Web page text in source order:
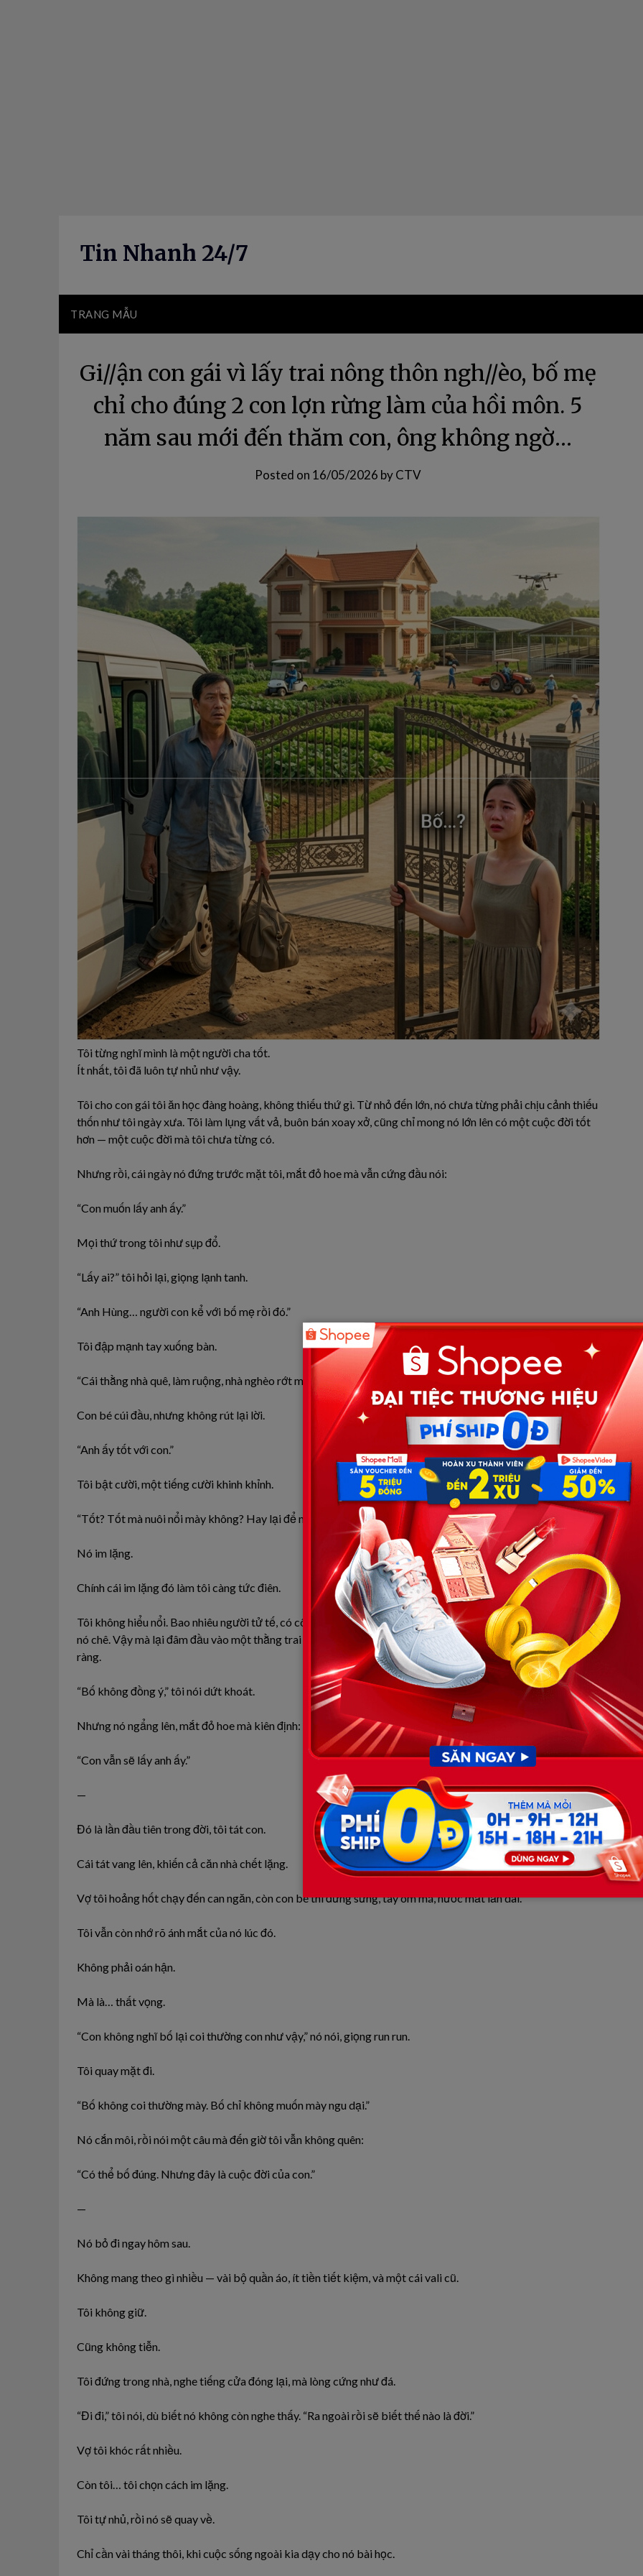
Tin Nhanh 24/7
TRANG MẪU
Gi//ận con gái vì lấy trai nông thôn ngh//èo, bố mẹ
chỉ cho đúng 2 con lợn rừng làm của hồi môn. 5
năm sau mới đến thăm con, ông không ngờ…
Posted on 16/05/2026 byCTV
Tôi từng nghĩ mình là một người cha tốt.
Ít nhất, tôi đã luôn tự nhủ như vậy.
Tôi cho con gái tôi ăn học đàng hoàng, không thiếu thứ gì. Từ nhỏ đến lớn, nó chưa từng phải chịu cảnh thiếu
thốn như tôi ngày xưa. Tôi làm lụng vất vả, buôn bán xoay xở, cũng chỉ mong nó lớn lên có một cuộc đời tốt
hơn — một cuộc đời mà tôi chưa từng có.
Nhưng rồi, cái ngày nó đứng trước mặt tôi, mắt đỏ hoe mà vẫn cứng đầu nói:
“Con muốn lấy anh ấy.”
Mọi thứ trong tôi như sụp đổ.
“Lấy ai?” tôi hỏi lại, giọng lạnh tanh.
“Anh Hùng… người con kể với bố mẹ rồi đó.”
Tôi đập mạnh tay xuống bàn.
“Cái thằng nhà quê, làm ruộng, nhà nghèo rớt mồng tơi đó à?”
Con bé cúi đầu, nhưng không rút lại lời.
“Anh ấy tốt với con.”
Tôi bật cười, một tiếng cười khinh khỉnh.
“Tốt? Tốt mà nuôi nổi mày không? Hay lại để mày khổ như tao ngày xưa?”
Nó im lặng.
Chính cái im lặng đó làm tôi càng tức điên.
Tôi không hiểu nổi. Bao nhiêu người tử tế, có công ăn việc làm ổn định, nhà cửa đàng hoàng, tôi giới thiệu thì
nó chê. Vậy mà lại đâm đầu vào một thằng trai quê, quanh năm chỉ biết ruộng vườn, chẳng có tương lai gì rõ
ràng.
“Bố không đồng ý,” tôi nói dứt khoát.
Nhưng nó ngẩng lên, mắt đỏ hoe mà kiên định:
“Con vẫn sẽ lấy anh ấy.”
—
Đó là lần đầu tiên trong đời, tôi tát con.
Cái tát vang lên, khiến cả căn nhà chết lặng.
Vợ tôi hoảng hốt chạy đến can ngăn, còn con bé thì đứng sững, tay ôm má, nước mắt lăn dài.
Tôi vẫn còn nhớ rõ ánh mắt của nó lúc đó.
Không phải oán hận.
Mà là… thất vọng.
“Con không nghĩ bố lại coi thường con như vậy,” nó nói, giọng run run.
Tôi quay mặt đi.
“Bố không coi thường mày. Bố chỉ không muốn mày ngu dại.”
Nó cắn môi, rồi nói một câu mà đến giờ tôi vẫn không quên:
“Có thể bố đúng. Nhưng đây là cuộc đời của con.”
—
Nó bỏ đi ngay hôm sau.
Không mang theo gì nhiều — vài bộ quần áo, ít tiền tiết kiệm, và một cái vali cũ.
Tôi không giữ.
Cũng không tiễn.
Tôi đứng trong nhà, nghe tiếng cửa đóng lại, mà lòng cứng như đá.
“Đi đi,” tôi nói, dù biết nó không còn nghe thấy. “Ra ngoài rồi sẽ biết thế nào là đời.”
Vợ tôi khóc rất nhiều.
Còn tôi… tôi chọn cách im lặng.
Tôi tự nhủ, rồi nó sẽ quay về.
Chỉ cần vài tháng thôi, khi cuộc sống ngoài kia dạy cho nó bài học.